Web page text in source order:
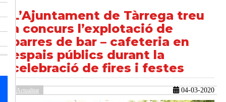
L’Ajuntament de Tàrrega treu
a concurs l’explotació de
barres de bar – cafeteria en
espais públics durant la
celebració de fires i festes
Actualitat 04-03-2020